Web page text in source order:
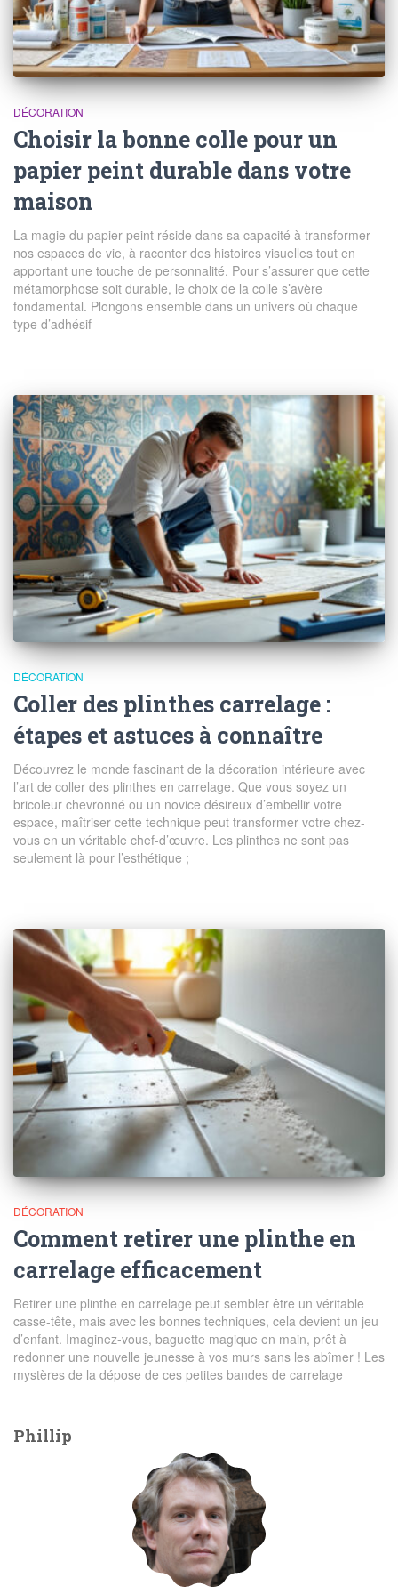
DÉCORATION
Choisir la bonne colle pour un
papier peint durable dans votre
maison
La magie du papier peint réside dans sa capacité à transformer
nos espaces de vie, à raconter des histoires visuelles tout en
apportant une touche de personnalité. Pour s’assurer que cette
métamorphose soit durable, le choix de la colle s’avère
fondamental. Plongons ensemble dans un univers où chaque
type d’adhésif
DÉCORATION
Coller des plinthes carrelage :
étapes et astuces à connaître
Découvrez le monde fascinant de la décoration intérieure avec
l’art de coller des plinthes en carrelage. Que vous soyez un
bricoleur chevronné ou un novice désireux d’embellir votre
espace, maîtriser cette technique peut transformer votre chez-
vous en un véritable chef-d’œuvre. Les plinthes ne sont pas
seulement là pour l’esthétique ;
DÉCORATION
Comment retirer une plinthe en
carrelage efficacement
Retirer une plinthe en carrelage peut sembler être un véritable
casse-tête, mais avec les bonnes techniques, cela devient un jeu
d’enfant. Imaginez-vous, baguette magique en main, prêt à
redonner une nouvelle jeunesse à vos murs sans les abîmer ! Les
mystères de la dépose de ces petites bandes de carrelage
Phillip